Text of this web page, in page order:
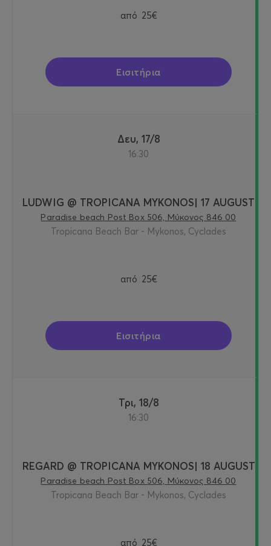
από 25€
Εισιτήρια
Δευ, 17/8
16:30
LUDWIG @ TROPICANA MYKONOS| 17 AUGUST
Paradise beach Post Box 506, Μύκονος 846 00
Tropicana Beach Bar - Mykonos, Cyclades
από 25€
Εισιτήρια
Τρι, 18/8
16:30
REGARD @ TROPICANA MYKONOS| 18 AUGUST
Paradise beach Post Box 506, Μύκονος 846 00
Tropicana Beach Bar - Mykonos, Cyclades
από 25€